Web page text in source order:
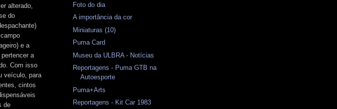
alterado,
do
e a
a
Com isso
veículo, para
cintos
de
Foto do dia
A importância da cor
Miniaturas (10)
Puma Card
Museu da ULBRA - Notícias
Reportagens - Puma GTB na
Autoesporte
Puma+Arts
Reportagens - Kit Car 1983